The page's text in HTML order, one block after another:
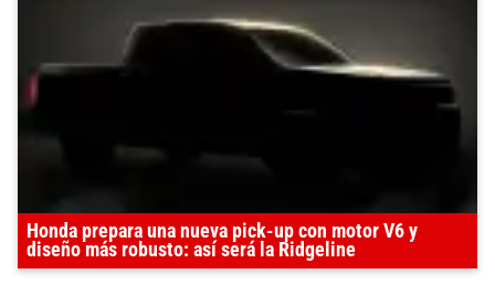
Honda prepara una nueva pick-up con motor V6 y
diseño más robusto: así será la Ridgeline